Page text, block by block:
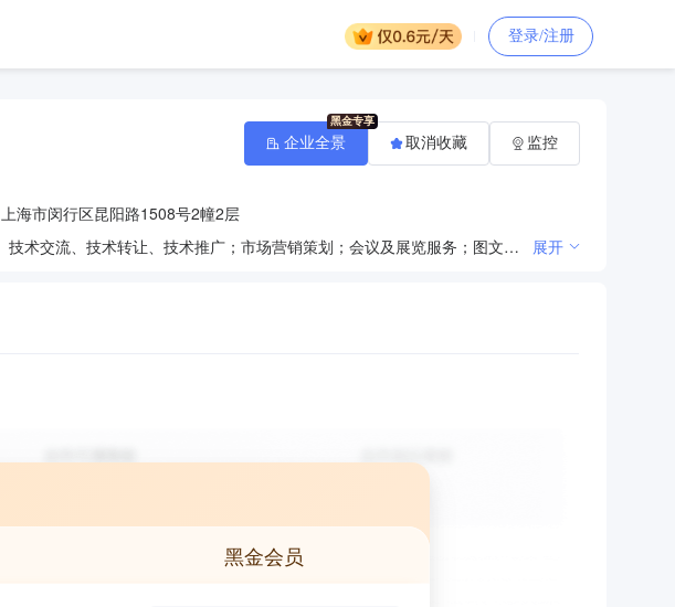
登录/注册
上海市闵行区昆阳路1508号2幢2层
一般项目：从事数字科技、网络工程领域内的技术服务、技术开发、技术咨询、技术交流、技术转让、技术推广；市场营销策划；会议及展览服务；图文设计制作；摄影扩印服务；广告制作；广告设计、代理；专业设计服务；数字内容制作服务（不含出版发行）；数字文化创意软件开发；软件开发。（除依法须经批准的项目外，凭营业执照依法自主开展经营活动）许可项目：建设工程设计。（依法须经批准的项目，经相关部门批准后方可开展经营活动，具体经营项目以相关部门批准文件或许可证件为准） 展开
企业全景 取消收藏 监控
黑金会员